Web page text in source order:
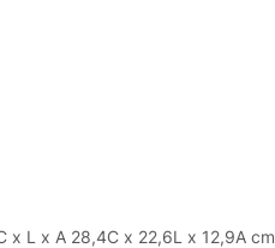
x L x A 28,4C x 22,6L x 12,9A cm